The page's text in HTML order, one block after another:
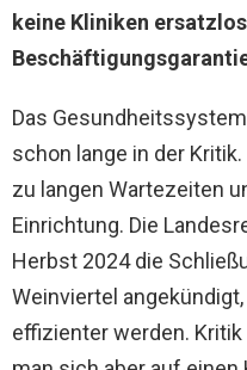
keine Kliniken
Das
schon lange in der
zu langen Wartezeiten
Einrichtung. Die
Herbst 2024 die
Weinviertel
effizienter werden. Kritik